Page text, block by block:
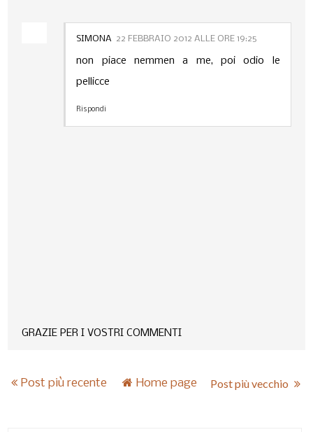
SIMONA 22 FEBBRAIO 2012 ALLE ORE 19:25
non piace nemmen a me, poi odio le
pellicce
Rispondi
GRAZIE PER I VOSTRI COMMENTI
Post più recente Post più vecchio
Home page